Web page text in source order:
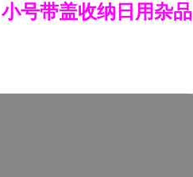
号带盖收纳日用杂品